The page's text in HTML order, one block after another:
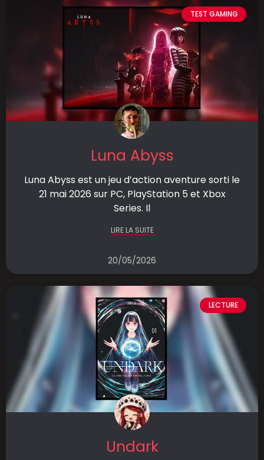
TEST GAMING
Luna Abyss
Luna Abyss est un jeu d’action aventure sorti le
21 mai 2026 sur PC, PlayStation 5 et Xbox
Series. Il
LIRE LA SUITE
20/05/2026
LECTURE
Undark